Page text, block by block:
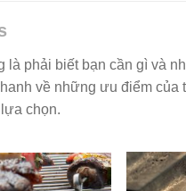
là phải biết bạn cần gì và
về những ưu điểm
chọn.